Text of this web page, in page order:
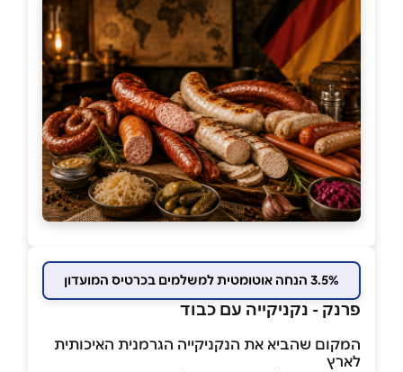
3.5% הנחה אוטומטית למשלמים בכרטיס המועדון
פרנק - נקניקייה עם כבוד
המקום שהביא את הנקניקייה הגרמנית האיכותית
לארץ